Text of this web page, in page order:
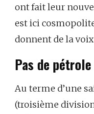
ont fait leur
est ici
donnent de la voix
Pas de
Au terme d’une
(troisième